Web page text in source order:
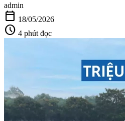
admin
calendar_today 18/05/2026
schedule 4 phút đọc